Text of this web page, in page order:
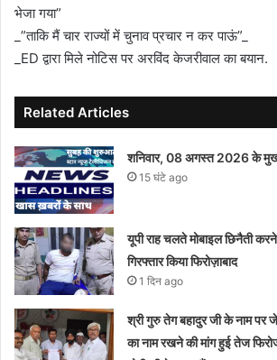
भेजा गया”
_”ताकि मैं चार राज्यों में चुनाव प्रचार न कर पाऊं”_
_ED द्वारा मिले नोटिस पर अरविंद केजरीवाल का बयान.
Related Articles
शनिवार, 08 अगस्त 2026 के
15 घंटे ago
यूपी राह चलते मोबाइल छिनैती
गिरफ्तार किया फिरोज़ाबाद
1 दिन ago
श्री गुरु तेग बहादुर जी के नाम पर
का नाम रखने की मांग हुई तेज